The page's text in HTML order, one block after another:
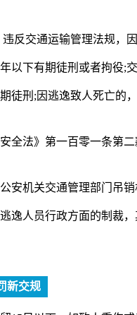
违反交通运输管理法规，
以下有期徒刑或者拘役;
徒刑;因逃逸致人死亡的
全法》第一百零一条第
安机关交通管理部门吊
逸人员行政方面的制裁
新交规